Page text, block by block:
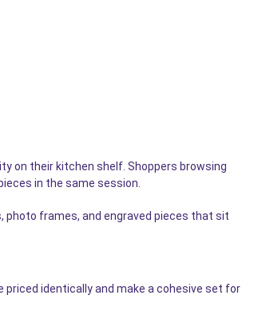
on their kitchen shelf. Shoppers browsing
in the same session.
photo frames, and engraved pieces that sit
identically and make a cohesive set for